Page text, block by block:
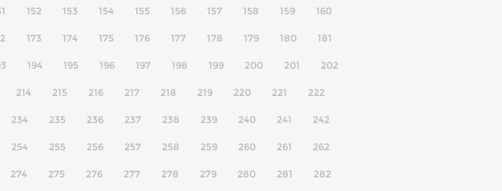
152 153 154 155 156 157 158 159 160
173 174 175 176 177 178 179 180 181
194 195 196 197 198 199 200 201 202
214 215 216 217 218 219 220 221 222
234 235 236 237 238 239 240 241 242
254 255 256 257 258 259 260 261 262
274 275 276 277 278 279 280 281 282